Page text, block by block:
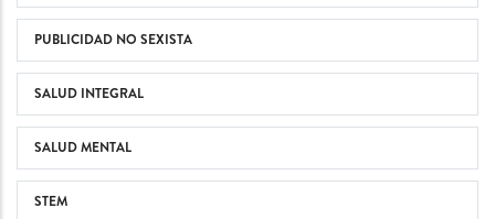
PUBLICIDAD NO SEXISTA
SALUD INTEGRAL
SALUD MENTAL
STEM